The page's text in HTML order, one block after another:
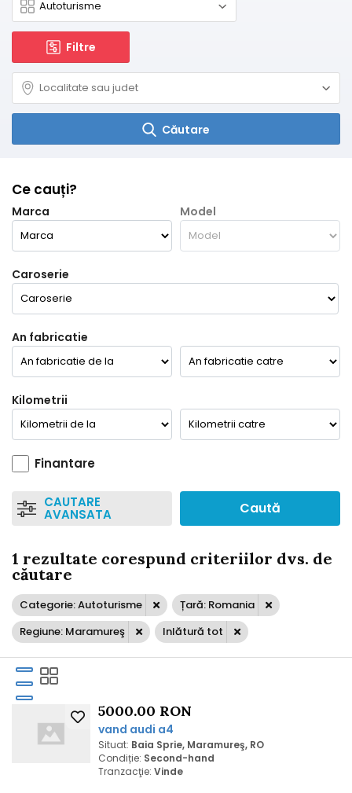
Filtre
Căutare
Ce cauți?
Marca Model
Caroserie
An fabricatie
Kilometrii
Finantare
CAUTARE
AVANSATA Caută
1 rezultate corespund criteriilor dvs. de
căutare
Categorie: Autoturisme
Țară: Romania
Regiune: Maramureş
Inlătură tot
5000.00 RON
vand audi a4
Situat: Baia Sprie, Maramureş, RO
Condiție: Second-hand
Tranzacţie: Vinde